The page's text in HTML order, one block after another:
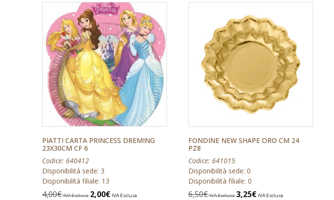
PIATTI CARTA PRINCESS DREMING
23X30CM CF 6
Codice: 640412
Disponibilità sede: 3
Disponibilità filiale: 13
4,00€ IVA Esclusa 2,00€ IVA Esclusa
FONDINE NEW SHAPE ORO CM 24
PZ8
Codice: 641015
Disponibilità sede: 0
Disponibilità filiale: 0
6,50€ IVA Esclusa 3,25€ IVA Esclusa